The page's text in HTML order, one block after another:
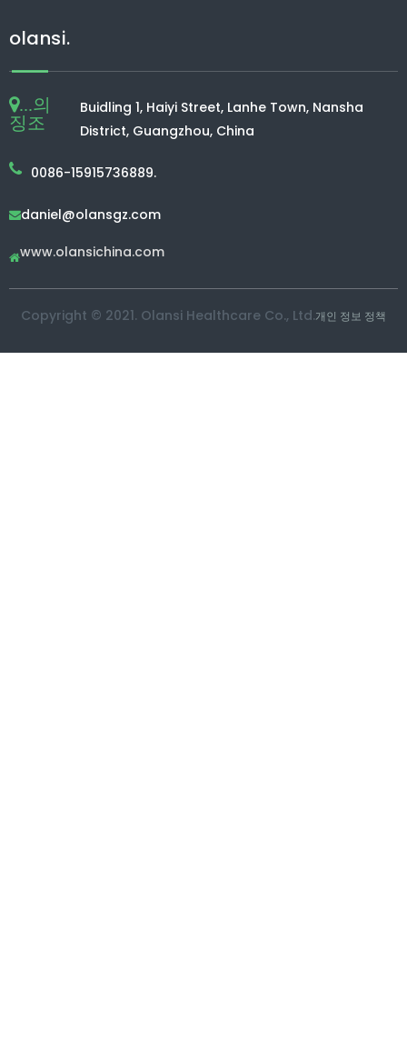
olansi.
...의
징조
Buidling 1, Haiyi Street, Lanhe Town, Nansha
District, Guangzhou, China
0086-15915736889.
daniel@olansgz.com
www.olansichina.com
Copyright © 2021. Olansi Healthcare Co., Ltd.개인 정보 정책